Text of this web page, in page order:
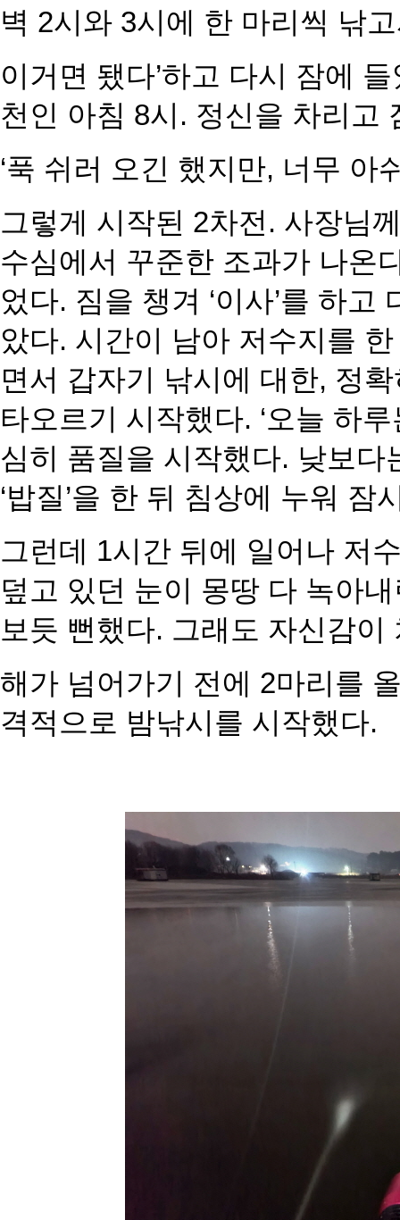
벽 2시와 3시에 한 마리씩 낚고
이거면 됐다’하고 다시 잠에
천인 아침 8시. 정신을 차리고
‘푹 쉬러 오긴 했지만, 너무 아
그렇게 시작된 2차전. 사장님
수심에서 꾸준한 조과가 나온
었다. 짐을 챙겨 ‘이사’를 하고
았다. 시간이 남아 저수지를
면서 갑자기 낚시에 대 한, 정
타오르기 시작했다. ‘오늘 하
심히 품질을 시작했다. 낮보
‘밥질’을 한 뒤 침상에 누워 잠
그런데 1시간 뒤에 일어나 저
덮고 있던 눈이 몽땅 다 녹아
보듯 뻔했다. 그래도 자신감이
해가 넘어가기 전에 2마리를
격적으로 밤낚시를 시작했다.